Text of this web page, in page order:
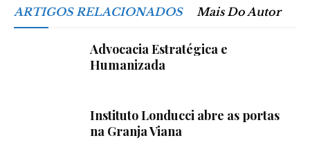
ARTIGOS RELACIONADOS Mais Do Autor
Advocacia Estratégica e
Humanizada
Instituto Londucci abre as portas
na Granja Viana